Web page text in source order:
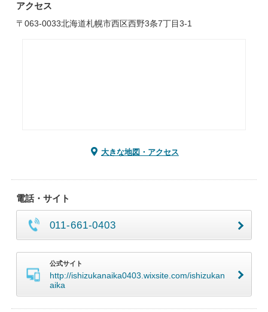
アクセス
〒063-0033北海道札幌市西区西野3条7丁目3-1
大きな地図・アクセス
電話・サイト
011-661-0403
公式サイト
http://ishizukanaika0403.wixsite.com/ishizukan
aika